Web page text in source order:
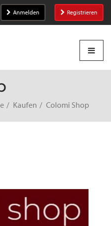
Anmelden Registrieren
Kaufen Colomi Shop